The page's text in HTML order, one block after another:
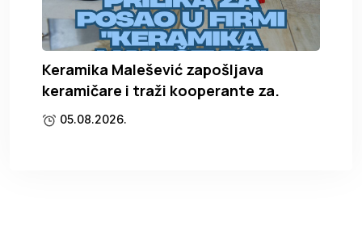
Keramika Malešević zapošljava
keramičare i traži kooperante za.
05.08.2026.